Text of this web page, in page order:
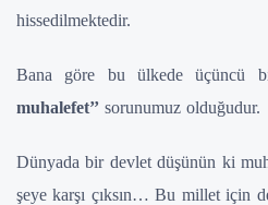
hissedilmektedir.
Bana göre bu ülkede üçüncü
muhalefet’’ sorunumuz olduğudur.
Dünyada bir devlet düşünün ki
şeye karşı çıksın… Bu millet için